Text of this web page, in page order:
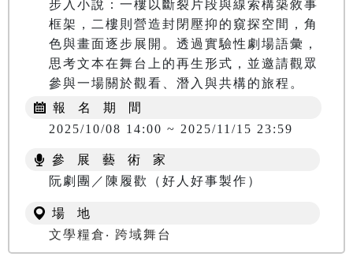
步入小說：一樓以斷裂片段與線索構築敘事
框架，二樓則營造封閉壓抑的窺探空間，角
色與畫面逐步展開。透過實驗性劇場語彙，
思考文本在舞台上的再生形式，並邀請觀眾
報 名 期 間
2025/10/08 14:00 ~ 2025/11/15 23:59
參 展 藝 術 家
阮劇團／陳履歡（好人好事製作）
場 地
文學糧倉‧ 跨域舞台